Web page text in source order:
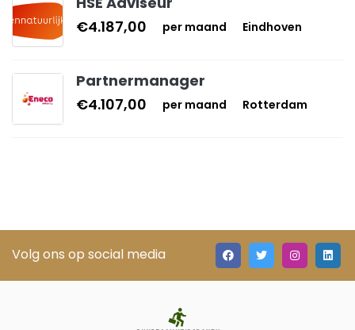
€4.187,00
per maand Eindhoven
Partnermanager
€4.107,00
per maand Rotterdam
Volg ons op social media